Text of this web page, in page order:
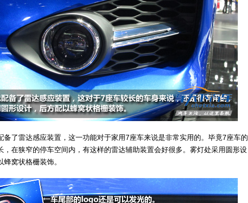
了雷达感应装置，这一功能对于家用7座车来说是非常实用的。毕竟7座车的
，在狭窄的停车空间内，有这样的雷达辅助装置会好很多。雾灯处采用圆形设
窝状格栅装饰。